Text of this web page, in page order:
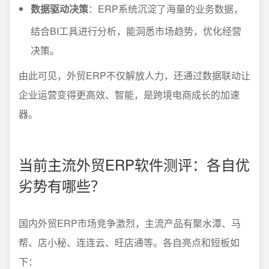
数据驱动决策：ERP系统沉淀了海量的业务数据，
结合BI工具进行分析，能洞悉市场趋势，优化经营
决策。
由此可见，外贸ERP不仅解放人力，还通过数据联动让
企业运营变得更高效、智能，是跨境电商成长的加速
器。
当前主流外贸ERP软件测评：各自优
劣势有哪些？
国内外贸ERP市场竞争激烈，主流产品有聚水潭、马
帮、店小秘、连连云、旺店通等。各自亮点和短板如
下：